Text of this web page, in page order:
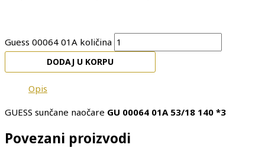
Guess 00064 01A količina
DODAJ U KORPU
Opis
GUESS sunčane naočare GU 00064 01A 53/18 140 *3
Povezani proizvodi